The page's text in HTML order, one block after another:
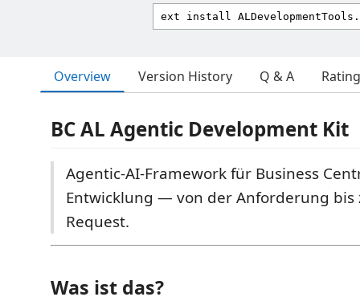
Overview Version History Q & A
BC AL Agentic Development Kit
Agentic-AI-Framework für Business
Entwicklung — von der Anforderung bis
Request.
Was ist das?